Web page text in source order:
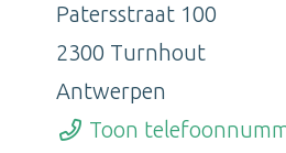
Patersstraat 100
2300 Turnhout
Antwerpen
Toon